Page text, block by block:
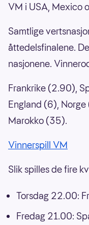
VM i USA, Mexico
Samtlige
åttedelsfinalene.
nasjonene.
Frankrike (2.90),
England (6),
Marokko (35).
Vinnerspill VM
Slik spilles de fire
Torsdag 22.00:
Fredag 21.00: